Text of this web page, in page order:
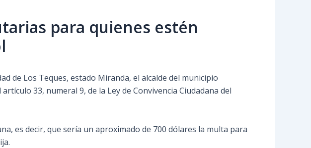
para quienes estén
de Los Teques, estado Miranda, el alcalde del municipio
33, numeral 9, de la Ley de Convivencia Ciudadana del
es decir, que sería un aproximado de 700 dólares la multa para